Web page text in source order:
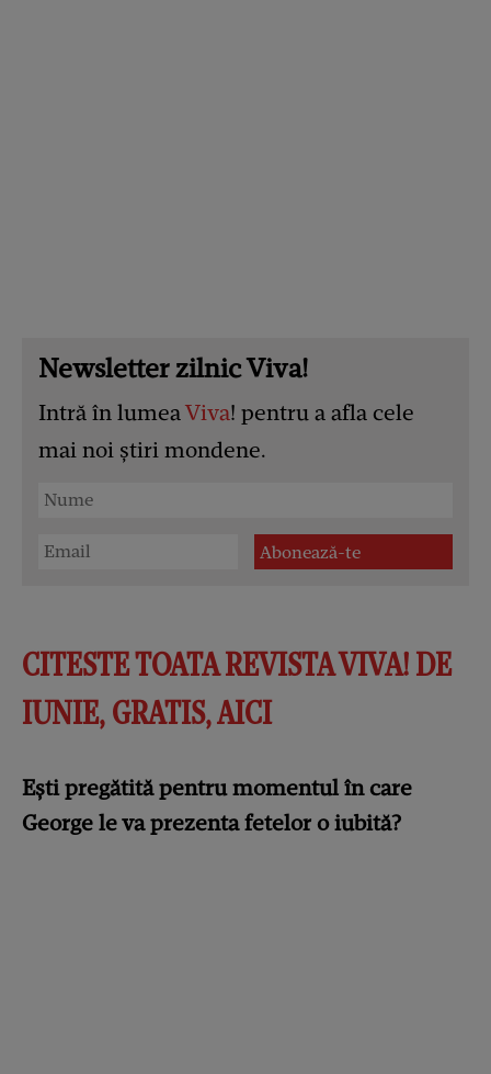
Newsletter zilnic Viva!
Intră în lumeaViva! pentru a afla cele
mai noi știri mondene.
CITESTE TOATA REVISTA VIVA! DE
IUNIE, GRATIS, AICI
Ești pregătită pentru momentul în care
George le va prezenta fetelor o iubită?